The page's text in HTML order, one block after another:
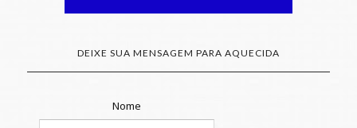
DEIXE SUA MENSAGEM PARA AQUECIDA
Nome